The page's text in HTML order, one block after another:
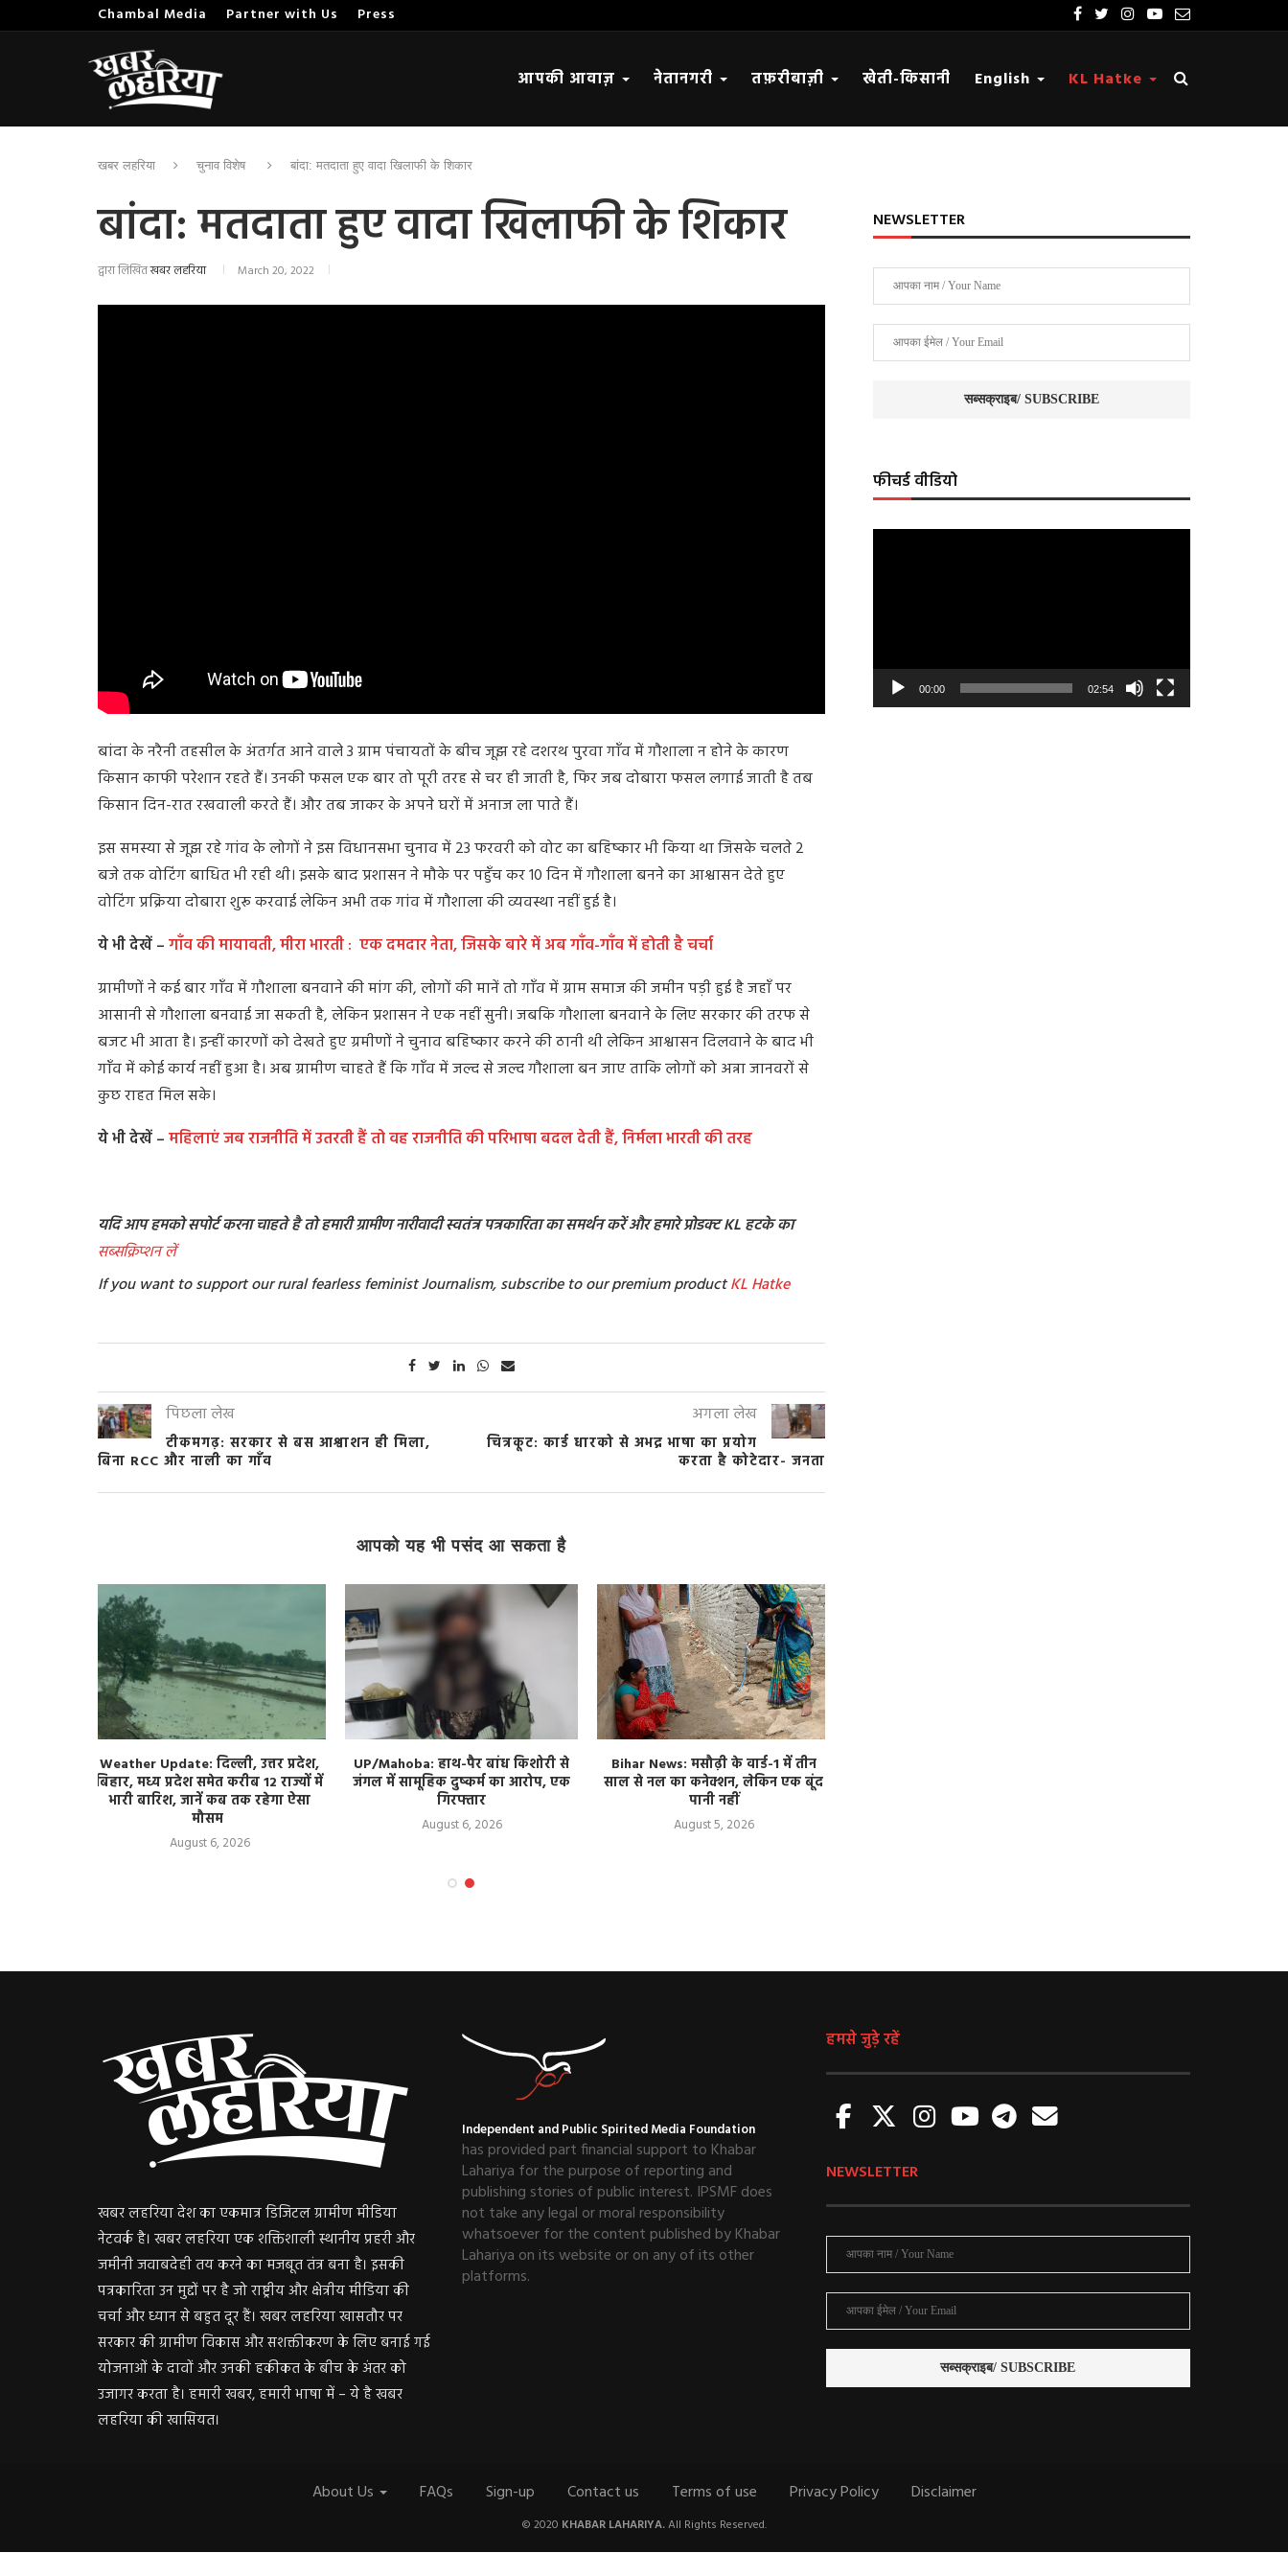
Chambal Media Partner with Us Press
आपकी आवाज़ नेतानगरी तफ़रीबाज़ी खेती-किसानी English KL Hatke
खबर लहरिया चुनाव विशेष बांदा: मतदाता हुए वादा खिलाफी के शिकार
बांदा: मतदाता हुए वादा खिलाफी के शिकार
द्वारा लिखितखबर लहरिया March 20, 2022
बांदा के नरैनी तहसील के अंतर्गत आने वाले 3 ग्राम पंचायतों के बीच जूझ रहे दशरथ पुरवा गाँव में गौशाला न होने के कारण
किसान काफी परेशान रहते हैं। उनकी फसल एक बार तो पूरी तरह से चर ही जाती है, फिर जब दोबारा फसल लगाई जाती है तब
किसान दिन-रात रखवाली करते हैं। और तब जाकर के अपने घरों में अनाज ला पाते हैं।
इस समस्या से जूझ रहे गांव के लोगों ने इस विधानसभा चुनाव में 23 फरवरी को वोट का बहिष्कार भी किया था जिसके चलते 2
बजे तक वोटिंग बाधित भी रही थी। इसके बाद प्रशासन ने मौके पर पहुँच कर 10 दिन में गौशाला बनने का आश्वासन देते हुए
वोटिंग प्रक्रिया दोबारा शुरू करवाई लेकिन अभी तक गांव में गौशाला की व्यवस्था नहीं हुई है।
ये भी देखें –गाँव की मायावती, मीरा भारती : एक दमदार नेता, जिसके बारे में अब गाँव-गाँव में होती है चर्चा
ग्रामीणों ने कई बार गाँव में गौशाला बनवाने की मांग की, लोगों की मानें तो गाँव में ग्राम समाज की जमीन पड़ी हुई है जहाँ पर
आसानी से गौशाला बनवाई जा सकती है, लेकिन प्रशासन ने एक नहीं सुनी। जबकि गौशाला बनवाने के लिए सरकार की तरफ से
बजट भी आता है। इन्हीं कारणों को देखते हुए ग्रमीणों ने चुनाव बहिष्कार करने की ठानी थी लेकिन आश्वासन दिलवाने के बाद भी
गाँव में कोई कार्य नहीं हुआ है। अब ग्रामीण चाहते हैं कि गाँव में जल्द से जल्द गौशाला बन जाए ताकि लोगों को अन्ना जानवरों से
कुछ राहत मिल सके।
ये भी देखें –महिलाएं जब राजनीति में उतरती हैं तो वह राजनीति की परिभाषा बदल देती हैं, निर्मला भारती की तरह
यदि आप हमको सपोर्ट करना चाहते है तो हमारी ग्रामीण नारीवादी स्वतंत्र पत्रकारिता का समर्थन करें और हमारे प्रोडक्ट KL हटके का
सब्सक्रिप्शन लें
If you want to support our rural fearless feminist Journalism, subscribe to our premium productKL Hatke
पिछला लेख
टीकमगढ़: सरकार से बस आश्वाशन ही मिला,
बिना RCC और नाली का गाँव
अगला लेख
चित्रकूट: कार्ड धारको से अभद्र भाषा का प्रयोग
करता है कोटेदार- जनता
आपको यह भी पसंद आ सकता है
Weather Update: दिल्ली, उत्तर प्रदेश,
बिहार, मध्य प्रदेश समेत करीब 12 राज्यों में
भारी बारिश, जानें कब तक रहेगा ऐसा
मौसम
August 6, 2026
UP/Mahoba: हाथ-पैर बांध किशोरी से
जंगल में सामूहिक दुष्कर्म का आरोप, एक
गिरफ्तार
August 6, 2026
Bihar News: मसौढ़ी के वार्ड-1 में तीन
साल से नल का कनेक्शन, लेकिन एक बूंद
पानी नहीं
August 5, 2026
NEWSLETTER
फीचर्ड वीडियो
00:00 02:54
खबर लहरिया देश का एकमात्र डिजिटल ग्रामीण मीडिया
नेटवर्क है। खबर लहरिया एक शक्तिशाली स्थानीय प्रहरी और
जमीनी जवाबदेही तय करने का मजबूत तंत्र बना है। इसकी
पत्रकारिता उन मुद्दों पर है जो राष्ट्रीय और क्षेत्रीय मीडिया की
चर्चा और ध्यान से बहुत दूर हैं। खबर लहरिया खासतौर पर
सरकार की ग्रामीण विकास और सशक्तीकरण के लिए बनाई गई
योजनाओं के दावों और उनकी हकीकत के बीच के अंतर को
उजागर करता है। हमारी खबर, हमारी भाषा में – ये है खबर
लहरिया की खासियत।
Independent and Public Spirited Media Foundation
has provided part financial support to Khabar
Lahariya for the purpose of reporting and
publishing stories of public interest. IPSMF does
not take any legal or moral responsibility
whatsoever for the content published by Khabar
Lahariya on its website or on any of its other
platforms.
हमसे जुड़े रहें
NEWSLETTER
About Us FAQs Sign-up Contact us Terms of use Privacy Policy Disclaimer
© 2020 KHABAR LAHARIYA.All Rights Reserved.